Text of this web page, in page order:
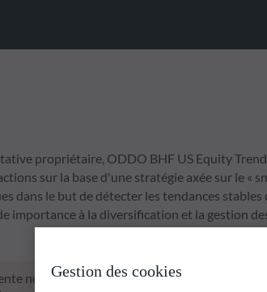
propriétaire, ODDO BHF US Equity
sur la base d'une stratégie axée sur le «
dans le but de détecter les tendances
importance à la diversification et la gestion
notamment un risque de perte en capital.
Gestion des cookies